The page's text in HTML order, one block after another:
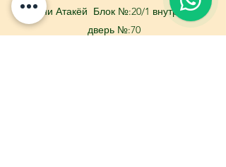
Башни Атакёй Блок №:20/1 внутренняя
дверь №:70